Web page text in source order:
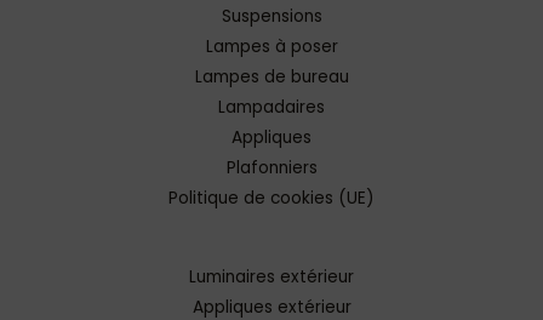
Suspensions
Lampes à poser
Lampes de bureau
Lampadaires
Appliques
Plafonniers
Politique de cookies (UE)
Luminaires extérieur
Appliques extérieur